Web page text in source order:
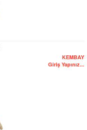
KEMBAY
Giriş Yapınız...